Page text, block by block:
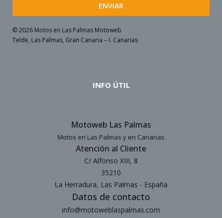
ENVIAR
© 2026 Motos en Las Palmas Motoweb
Telde, Las Palmas, Gran Canaria – I. Canarias
INFO ÚTIL
Motoweb Las Palmas
Motos en Las Palmas y en Canarias
Atención al Cliente
C/ Alfonso XIII, 8
35210
La Herradura, Las Palmas - España
Datos de contacto
info@motoweblaspalmas.com